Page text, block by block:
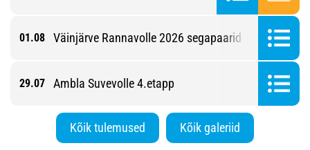
01.08 Väinjärve Rannavolle 2026 segapaarid 4. etapp
29.07 Ambla Suvevolle 4.etapp
Kõik tulemused Kõik galeriid